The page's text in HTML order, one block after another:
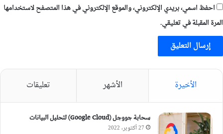
احفظ اسمي، بريدي الإلكتروني، والموقع الإلكتروني في هذا المتصفح لاستخدامها
المرة المقبلة في تعليقي.
الأخيرة الأشهر تعليقات
سحابة جووجل (Google Cloud) لتحليل البيانات
27 أكتوبر، 2022